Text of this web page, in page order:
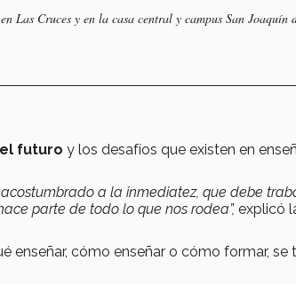
Las Cruces y en la casa central y campus San Joaquín
futuro y los desafíos que existen en
a la inmediatez, que debe
parte de todo lo que nos rodea”, explicó
enseñar, cómo enseñar o cómo formar, se